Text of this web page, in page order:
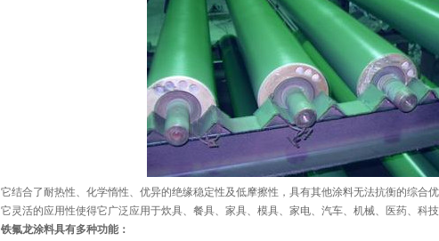
它结合了耐热性、化学惰性、优异的绝缘稳定性及低摩擦性，具有其他涂料无法抗衡的综合优
它灵活的应用性使得它广泛应用于炊具、餐具、家具、模具、家电、汽车、机械、医药、科技
铁氟龙涂料具有多种功能：